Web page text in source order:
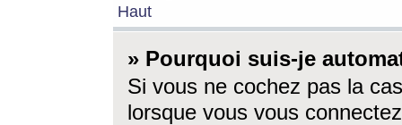
Haut
» Pourquoi suis-je
Si vous ne cochez pas la
lorsque vous vous